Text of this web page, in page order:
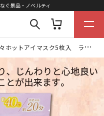
ぐ景品・ノベルティ
トアイマスク5枚入 ラベンダーの香り